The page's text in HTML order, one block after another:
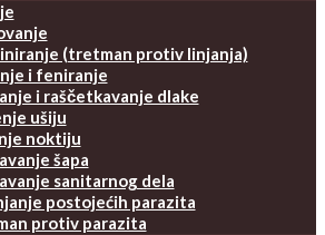
(tretman protiv linjanja)
i feniranje
i raščetkavanje dlake
ušiju
noktiju
šapa
sanitarnog dela
postojećih parazita
protiv parazita